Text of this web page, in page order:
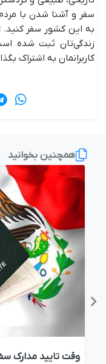
سفر و آشنا شدن با
به این کشور سفر کنید.
زندگی‌تان ثبت شده
کاربرانمان به اشتراک
همچنین بخوانید
وقت تایید مدارک